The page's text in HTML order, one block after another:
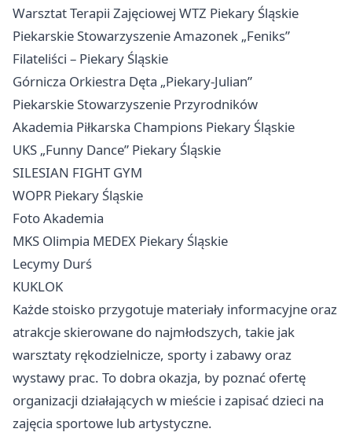
Warsztat Terapii Zajęciowej WTZ Piekary Śląskie
Piekarskie Stowarzyszenie Amazonek „Feniks”
Filateliści – Piekary Śląskie
Górnicza Orkiestra Dęta „Piekary-Julian”
Piekarskie Stowarzyszenie Przyrodników
Akademia Piłkarska Champions Piekary Śląskie
UKS „Funny Dance” Piekary Śląskie
SILESIAN FIGHT GYM
WOPR Piekary Śląskie
Foto Akademia
MKS Olimpia MEDEX Piekary Śląskie
Lecymy Durś
KUKLOK
Każde stoisko przygotuje materiały informacyjne oraz
atrakcje skierowane do najmłodszych, takie jak
warsztaty rękodzielnicze, sporty i zabawy oraz
wystawy prac. To dobra okazja, by poznać ofertę
organizacji działających w mieście i zapisać dzieci na
zajęcia sportowe lub artystyczne.